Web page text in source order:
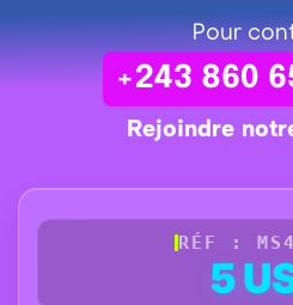
Pour
+243 860
Rejoindre
RÉF :
5